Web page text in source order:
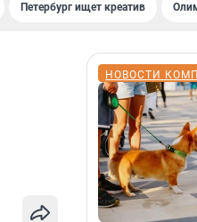
Петербург ищет креатив
НОВОСТИ